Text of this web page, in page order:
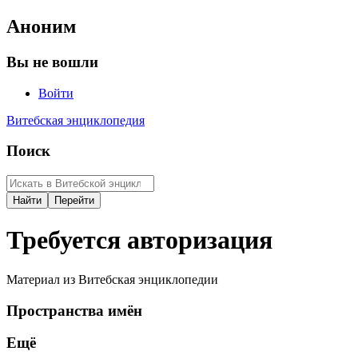
Аноним
Вы не вошли
Войти
Витебская энциклопедия
Поиск
Требуется авторизация
Материал из Витебская энциклопедии
Пространства имён
Ещё